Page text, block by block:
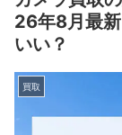
26年8月最
いい？
買取